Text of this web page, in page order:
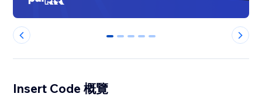
0 1 2 3 4
Insert Code 概覽